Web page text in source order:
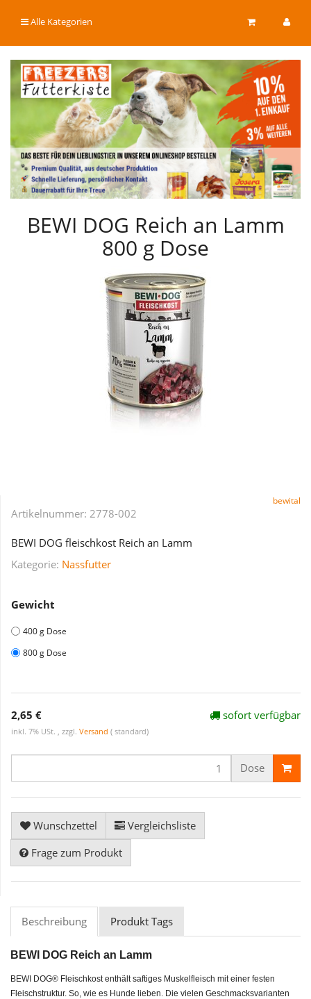
Alle Kategorien
BEWI DOG Reich an Lamm
800 g Dose
bewital
Artikelnummer: 2778-002
BEWI DOG fleischkost Reich an Lamm
Kategorie: Nassfutter
Gewicht
400 g Dose
800 g Dose
2,65 €
inkl. 7% USt. , zzgl. Versand ( standard)
sofort verfügbar
Dose
Wunschzettel
Vergleichsliste
Frage zum Produkt
Beschreibung Produkt Tags
BEWI DOG Reich an Lamm
BEWI DOG® Fleischkost enthält saftiges Muskelfleisch mit einer festen
Fleischstruktur. So, wie es Hunde lieben. Die vielen Geschmacksvarianten